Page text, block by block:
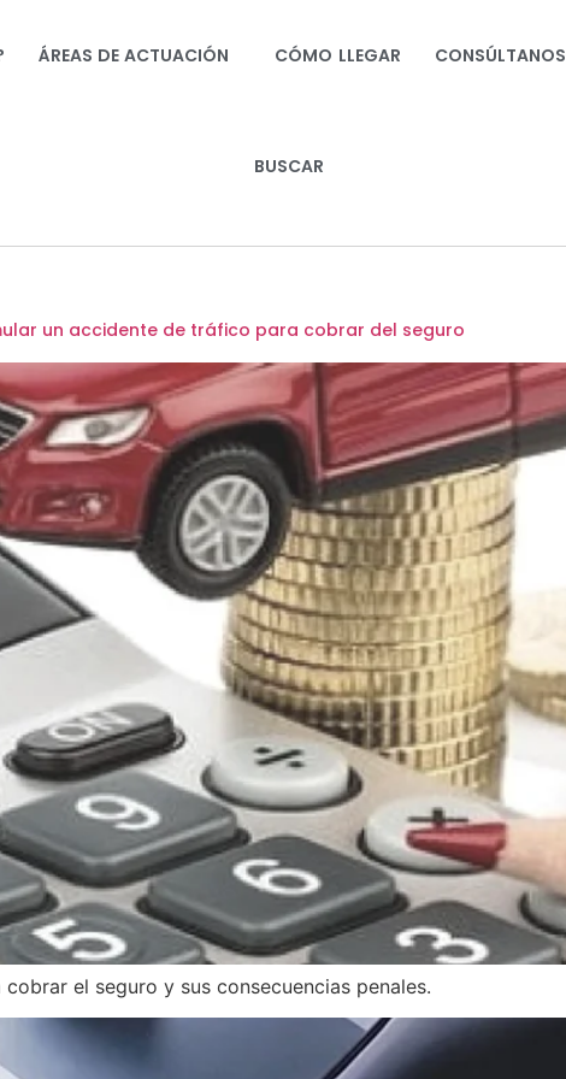
ÁREAS DE ACTUACIÓN CÓMO LLEGAR CONSÚLTANOS
BUSCAR
un accidente de tráfico para cobrar del seguro
el seguro y sus consecuencias penales.